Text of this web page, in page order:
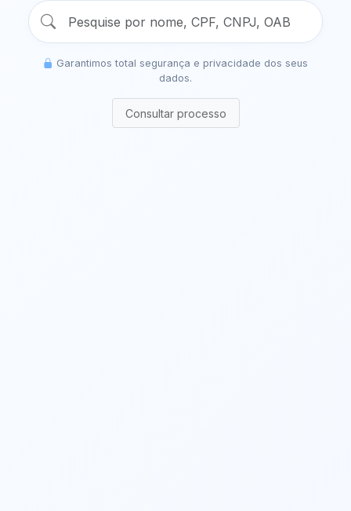
Garantimos total segurança e privacidade dos seus
dados.
Consultar processo